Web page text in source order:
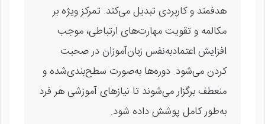
هدفمند و کاربردی تبدیل می‌کند. تمرکز ویژه بر
مکالمه و تقویت مهارت‌های ارتباطی، موجب
افزایش اعتمادبه‌نفس زبان‌آموزان در صحبت
کردن می‌شود. دوره‌ها به‌صورت سطح‌بندی‌شده و
منعطف برگزار می‌شوند تا نیازهای آموزشی هر فرد
به‌طور کامل پوشش داده شود.